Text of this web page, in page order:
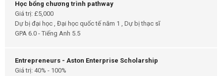
Học bổng chương trình pathway
Giá trị: £5,000
Dự bị đại học , Đại học quốc tế năm 1 , Dự bị thạc sĩ
GPA 6.0 - Tiếng Anh 5.5
Entrepreneurs - Aston Enterprise Scholarship
Giá trị: 40% - 100%